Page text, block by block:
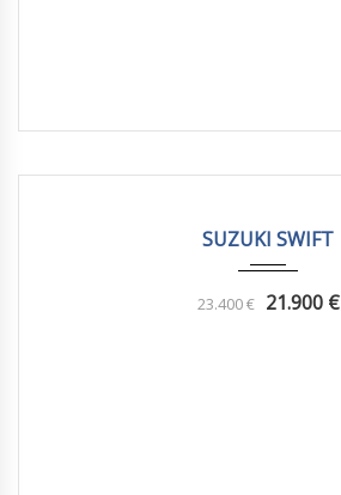
SUZUKI SWIFT
23.400€ 21.900€